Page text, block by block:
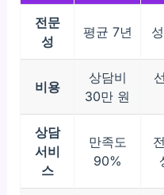
전문
성
평균 7년
비용
상담비
30만 원
상담
서비
스
만족도
90%